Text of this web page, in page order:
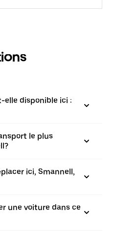
elle disponible ici :
le plus
ici, Smannell,
une voiture dans ce